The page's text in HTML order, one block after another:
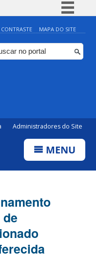
Simplifique!
Comunica BR
Participe
MAPA DO SITE
Administradores do Site
MENU